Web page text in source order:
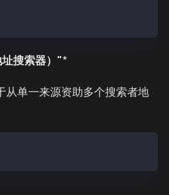
搜索器）"*
从单一来源资助多个搜索者地